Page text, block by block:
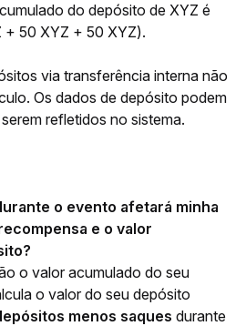
do depósito de XYZ é
+ 50 XYZ + 50 XYZ).
via transferência interna não
Os dados de depósito podem
refletidos no sistema.
o evento afetará minha
e o valor
o valor acumulado do seu
o valor do seu depósito
menos saques durante